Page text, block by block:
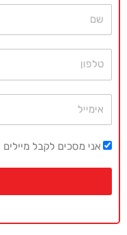
אני מסכים לקבל